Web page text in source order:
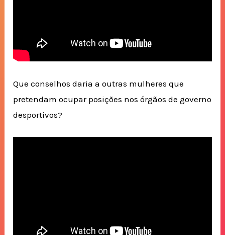
Que conselhos daria a outras mulheres que
pretendam ocupar posições nos órgãos de governo
desportivos?